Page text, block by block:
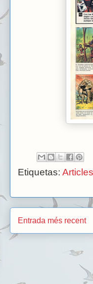
Etiquetas:
Entrada més recent